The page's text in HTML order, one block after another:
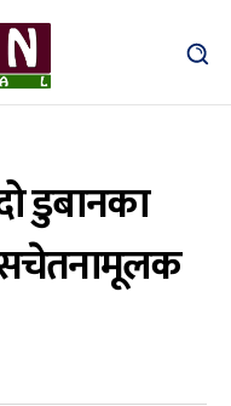
डुबानका
सचेतनामूलक